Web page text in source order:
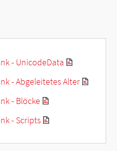
- UnicodeData
- Abgeleitetes Alter
- Blöcke
- Scripts